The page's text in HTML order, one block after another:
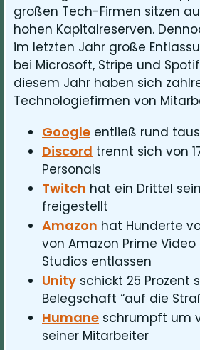
großen Tech-Firmen sitzen
hohen Kapitalreserven.
im letzten Jahr große
bei Microsoft, Stripe und
diesem Jahr haben sich
Technologiefirmen von
Google entließ rund
Discord trennt sich von
Personals
Twitch hat ein Drittel
freigestellt
Amazon hat Hunderte
von Amazon Prime Video
Studios entlassen
Unity schickt 25 Prozent
Belegschaft “auf die
Humane schrumpft um
seiner Mitarbeiter